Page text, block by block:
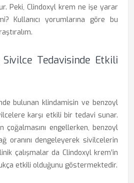
Peki, Clindoxyl krem ne işe yarar
Kullanıcı yorumlarına göre bu
Tedavisinde Etkili
bulunan klindamisin ve benzoyl
karşı etkili bir tedavi sunar.
çoğalmasını engellerken, benzoyl
oranını dengeleyerek sivilcelerin
çalışmalar da Clindoxyl krem’in
etkili olduğunu göstermektedir.